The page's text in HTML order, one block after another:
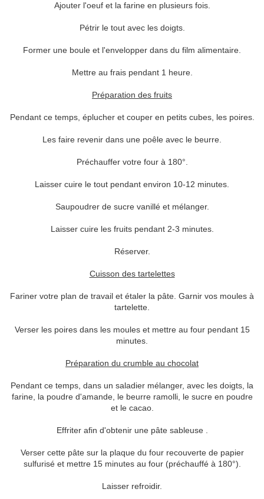
Ajouter l'oeuf et la farine en plusieurs fois.
Pétrir le tout avec les doigts.
Former une boule et l'envelopper dans du film alimentaire.
Mettre au frais pendant 1 heure.
Préparation des fruits
Pendant ce temps, éplucher et couper en petits cubes, les poires.
Les faire revenir dans une poêle avec le beurre.
Préchauffer votre four à 180°.
Laisser cuire le tout pendant environ 10-12 minutes.
Saupoudrer de sucre vanillé et mélanger.
Laisser cuire les fruits pendant 2-3 minutes.
Réserver.
Cuisson des tartelettes
Fariner votre plan de travail et étaler la pâte. Garnir vos moules à
tartelette.
Verser les poires dans les moules et mettre au four pendant 15
minutes.
Préparation du crumble au chocolat
Pendant ce temps, dans un saladier mélanger, avec les doigts, la
farine, la poudre d'amande, le beurre ramolli, le sucre en poudre
et le cacao.
Effriter afin d'obtenir une pâte sableuse .
Verser cette pâte sur la plaque du four recouverte de papier
sulfurisé et mettre 15 minutes au four (préchauffé à 180°).
Laisser refroidir.